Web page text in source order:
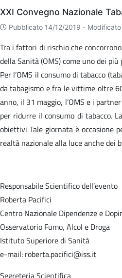
Eventi
XXI Convegno Nazionale
Pubblicato 14/12/2019 -
Tra i fattori di rischio che
della Sanità (OMS) come uno dei
Per l’OMS il consumo di tabacco
da tabagismo e fra le vittime oltre
anno, il 31 maggio, l’OMS e i
per ridurre il consumo di tabacco.
obiettivi Tale giornata è occasione
realtà nazionale alla luce anche dei
Responsabile Scientifico dell’evento
Roberta Pacifici
Centro Nazionale Dipendenze e
Osservatorio Fumo, Alcol e Droga
Istituto Superiore di Sanità
e-mail: roberta.pacifici@iss.it
Segreteria Scientifica